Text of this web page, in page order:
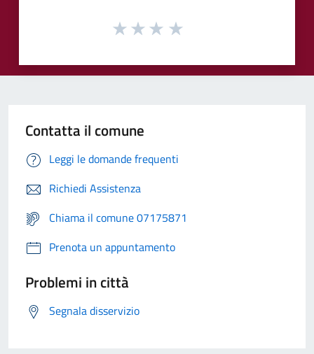
Contatta il comune
Leggi le domande frequenti
Richiedi Assistenza
Chiama il comune 07175871
Prenota un appuntamento
Problemi in città
Segnala disservizio